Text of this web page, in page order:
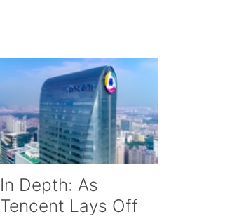
In Depth: As
Tencent Lays Off